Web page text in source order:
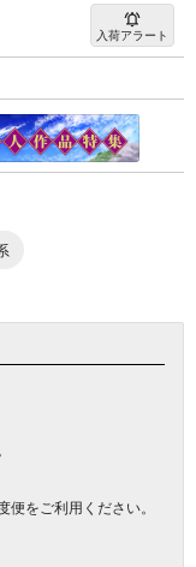
入荷アラート
をご利用ください。